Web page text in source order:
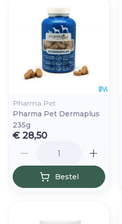
Pharma Pet
Pharma Pet Dermaplus
235g
€ 28,50
Bestel